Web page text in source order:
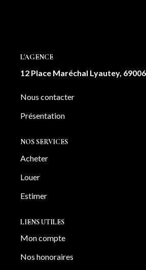
L'AGENCE
12 Place Maréchal Lyautey,
Nous contacter
Présentation
NOS SERVICES
Acheter
Louer
Estimer
LIENS UTILES
Mon compte
Nos honoraires